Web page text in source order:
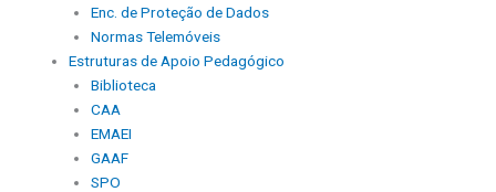
Enc. de Proteção de Dados
Normas Telemóveis
Estruturas de Apoio Pedagógico
Biblioteca
CAA
EMAEI
GAAF
SPO